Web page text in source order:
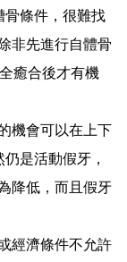
條件，很難找
非先進行自體骨
癒合後才有機
機會可以在上下
是活動假牙，
降低，而且假牙
經濟條件不允許